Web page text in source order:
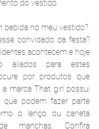
do vestido.
bebida no meu vestido?
convidado da festa?
acontecem e hoje
aliados para estes
por produtos que
marca That girl possui
que podem fazer parte
o lenço ou caneta